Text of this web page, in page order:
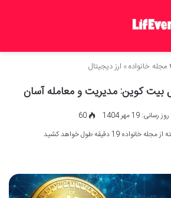
مجله خانواده» ارز دیجیتال
بیت کوین: مدیریت و معامله آسان
19 مهر 1404
60
19 دقیقه طول خواهد کشید